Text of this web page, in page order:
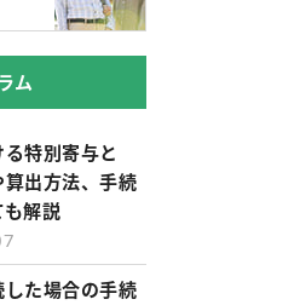
ム
特別寄与と
算出方法、手続
も解説
した場合の手続